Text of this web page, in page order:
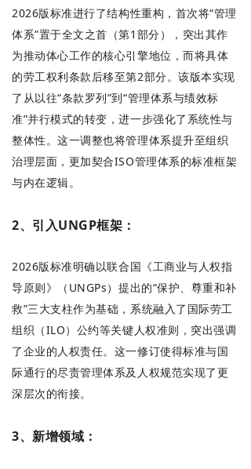
2026版标准进行了结构性重构，首次将“管理
体系”置于全文之首（第1部分），突出其作
为推动体心工作的核心引擎地位，而将具体
的劳工权利条款后移至第2部分。该版本实现
了从以往“条款罗列”到“管理体系与绩效标
准”并行模式的转变，进一步强化了系统性与
整体性。这一调整也将管理体系提升至组织
治理层面，更加契合ISO管理体系的标准框架
与内在逻辑。
2、引入UNGP框架：
2026版标准明确以联合国《工商业与人权指
导原则》（UNGPs）提出的“保护、尊重和补
救”三大支柱作为基础，系统融入了国际劳工
组织（ILO）公约等关键人权准则，突出强调
了企业的人权责任。这一修订使得标准与国
际通行的尽责管理体系及人权规范实现了更
深层次的衔接。
3、新增领域：